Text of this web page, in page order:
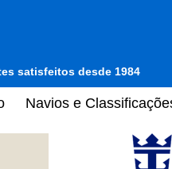
satisfeitos desde 1984
Navios e